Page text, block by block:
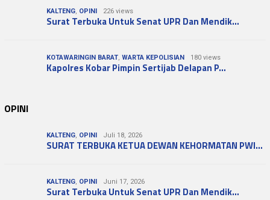
KALTENG, OPINI 226 views
Surat Terbuka Untuk Senat UPR Dan Mendik…
KOTAWARINGIN BARAT, WARTA KEPOLISIAN 180 views
Kapolres Kobar Pimpin Sertijab Delapan P…
OPINI
KALTENG, OPINI Juli 18, 2026
SURAT TERBUKA KETUA DEWAN KEHORMATAN PWI…
KALTENG, OPINI Juni 17, 2026
Surat Terbuka Untuk Senat UPR Dan Mendik…